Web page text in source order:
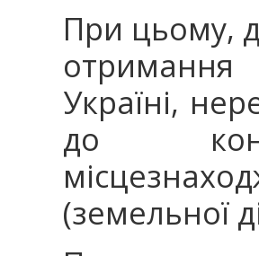
При цьому,
Україні,
до
(земельної